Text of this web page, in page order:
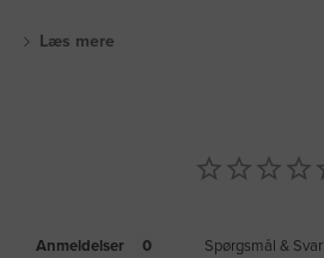
Læs mere
Anmeldelser Spørgsmål & Svar